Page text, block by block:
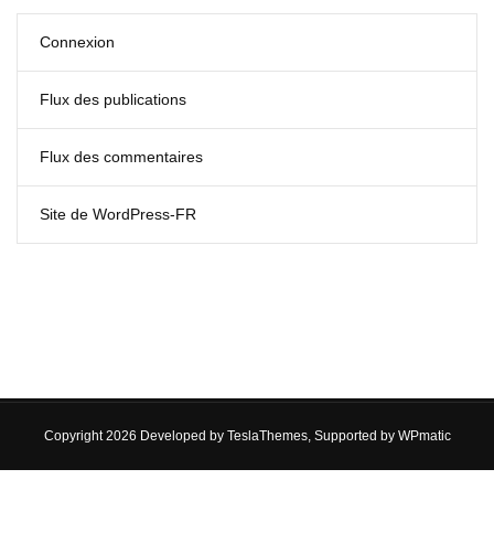
Connexion
Flux des publications
Flux des commentaires
Site de WordPress-FR
Copyright 2026 Developed by TeslaThemes, Supported by WPmatic